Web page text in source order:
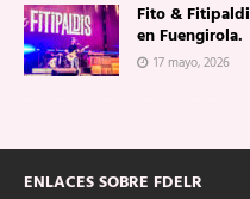
Fito &
en Fuengirola.
17 mayo, 2026
ENLACES SOBRE FDELR